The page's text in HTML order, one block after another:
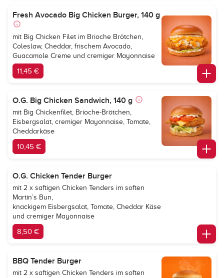
Fresh Avocado Big Chicken Burger, 140 g
mit Big Chicken Filet im Brioche Brötchen,
Coleslaw, Cheddar, frischem Avocado,
Guacamole Creme und cremiger Mayonnaise
11,45 €
O.G. Big Chicken Sandwich, 140 g
mit Big Chickenfilet, Brioche-Brötchen,
Eisbergsalat, cremiger Mayonnaise, Tomate,
Cheddarkäse
10,45 €
O.G. Chicken Tender Burger
mit 2 x saftigen Chicken Tenders im soften
Martin’s Bun,
knackigem Eisbergsalat, Tomate, Cheddar Käse
und cremiger Mayonnaise
8,50 €
BBQ Tender Burger
mit 2 x saftigen Chicken Tenders im soften